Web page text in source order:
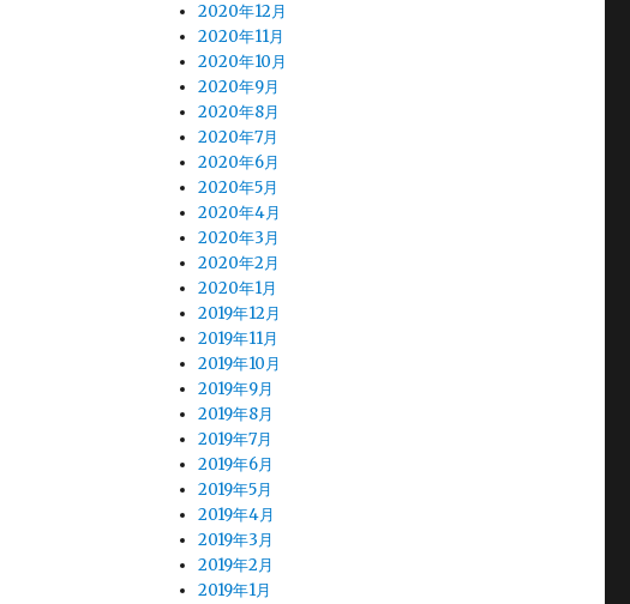
2020年12月
2020年11月
2020年10月
2020年9月
2020年8月
2020年7月
2020年6月
2020年5月
2020年4月
2020年3月
2020年2月
2020年1月
2019年12月
2019年11月
2019年10月
2019年9月
2019年8月
2019年7月
2019年6月
2019年5月
2019年4月
2019年3月
2019年2月
2019年1月